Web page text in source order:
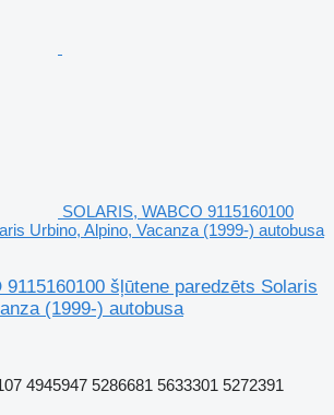
SOLARIS, WABCO 9115160100
Urbino, Alpino, Vacanza (1999-) autobusa
9115160100 šļūtene paredzēts Solaris
(1999-) autobusa
4945947 5286681 5633301 5272391